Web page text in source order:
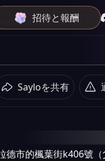
招待と報酬
Sayloを共有
德市的楓葉街k406號